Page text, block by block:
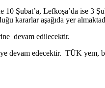
Şubat’a, Lefkoşa’da ise 3
kararlar aşağıda yer
devam edilecektir.
edecektir. TÜK yem,